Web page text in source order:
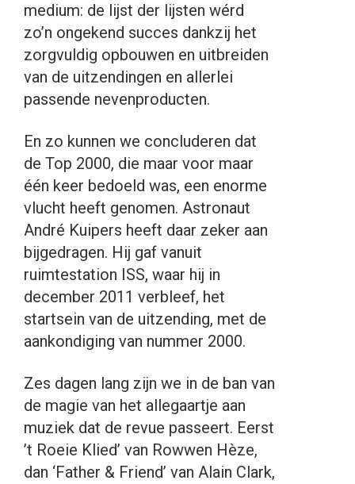
medium: de lijst der lijsten wérd
zo’n ongekend succes dankzij het
zorgvuldig opbouwen en uitbreiden
van de uitzendingen en allerlei
passende nevenproducten.
En zo kunnen we concluderen dat
de Top 2000, die maar voor maar
één keer bedoeld was, een enorme
vlucht heeft genomen. Astronaut
André Kuipers heeft daar zeker aan
bijgedragen. Hij gaf vanuit
ruimtestation ISS, waar hij in
december 2011 verbleef, het
startsein van de uitzending, met de
aankondiging van nummer 2000.
Zes dagen lang zijn we in de ban van
de magie van het allegaartje aan
muziek dat de revue passeert. Eerst
’t Roeie Klied’ van Rowwen Hèze,
dan ‘Father & Friend’ van Alain Clark,